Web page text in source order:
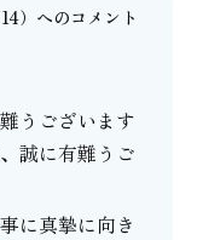
） へのコメント
うございます
誠に有難うご
に真摯に向き